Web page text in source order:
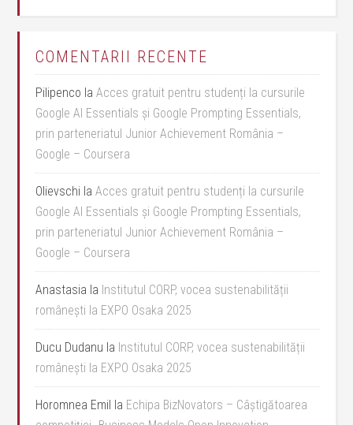
COMENTARII RECENTE
Pilipenco laAcces gratuit pentru studenți la cursurile
Google AI Essentials și Google Prompting Essentials,
prin parteneriatul Junior Achievement România –
Google – Coursera
Olievschi laAcces gratuit pentru studenți la cursurile
Google AI Essentials și Google Prompting Essentials,
prin parteneriatul Junior Achievement România –
Google – Coursera
Anastasia la Institutul CORP, vocea sustenabilității
românești la EXPO Osaka 2025
Ducu Dudanu la Institutul CORP, vocea sustenabilității
românești la EXPO Osaka 2025
Horomnea Emil la Echipa BizNovators – Câștigătoarea